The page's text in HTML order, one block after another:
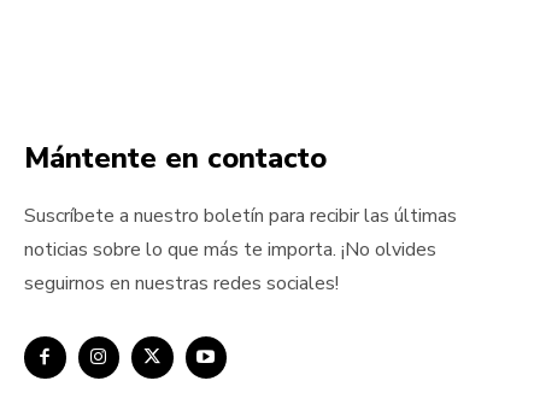
Mántente en contacto
Suscríbete a nuestro boletín para recibir las últimas
noticias sobre lo que más te importa. ¡No olvides
seguirnos en nuestras redes sociales!